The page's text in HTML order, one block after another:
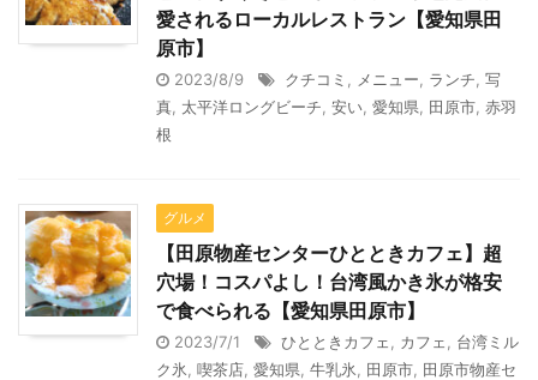
愛されるローカルレストラン【愛知県田
原市】
2023/8/9 クチコミ メニュー ランチ 写
真 太平洋ロングビーチ 安い 愛知県 田原市 赤羽
根
グルメ
【田原物産センターひとときカフェ】超
穴場！コスパよし！台湾風かき氷が格安
で食べられる【愛知県田原市】
2023/7/1 ひとときカフェ カフェ
台湾ミル
ク氷 喫茶店 愛知県 牛乳氷 田原市 田原市物産セ